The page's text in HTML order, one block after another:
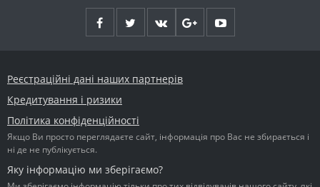
Реєстраційні дані наших партнерів
Кредитування і ризики
Політика конфіденційності
Якщо Ви просто переглядаєте сайт, інформація про Вас не збирається і
ні де не публікується.
Яку інформацію ми зберігаємо?